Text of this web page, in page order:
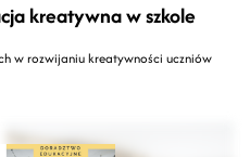
kreatywna w szkole
w rozwijaniu kreatywności uczniów